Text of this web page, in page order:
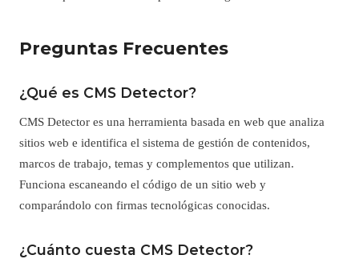
Preguntas Frecuentes
¿Qué es CMS Detector?
CMS Detector es una herramienta basada en web que analiza
sitios web e identifica el sistema de gestión de contenidos,
marcos de trabajo, temas y complementos que utilizan.
Funciona escaneando el código de un sitio web y
comparándolo con firmas tecnológicas conocidas.
¿Cuánto cuesta CMS Detector?